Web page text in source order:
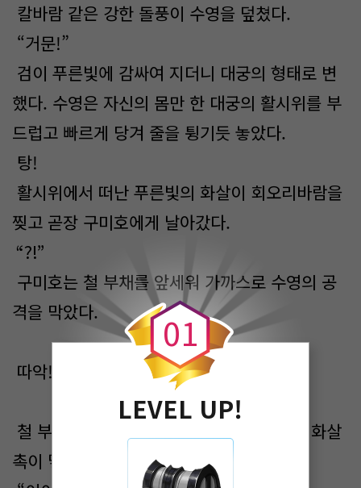
칼바람 같은 강한 돌풍이 수영을 덮쳤다.
“거문!”
검이 푸른빛에 감싸여 지더니 대궁의 형태로 변
했다. 수영은 자신의 몸만 한 대궁의 활시위를 부
드럽고 빠르게 당겨 줄을 튕기듯 놓았다.
탕!
활시위에서 떠난 푸른빛의 화살이 회오리바람을
찢고 곧장 구미호에게 날아갔다.
“?!”
구미호는 철 부채를 앞세워 가까스로 수영의 공
격을 막았다.
따악!
철 부채를 꿰뚫고 구미호의 미간 바로 앞에 화살
촉이 닿을 듯 말 듯 한 거리에서 멈췄다.
0
0
1
LEVEL UP!